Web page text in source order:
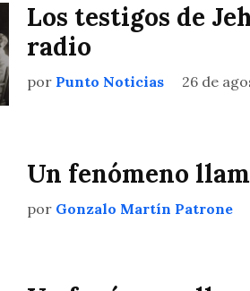
Los testigos de
radio
por Punto Noticias 26 de
Un fenómeno
por Gonzalo Martín Patrone